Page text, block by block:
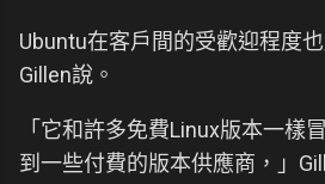
Ubuntu在客戶間的受歡迎程度也
Gillen說。
「它和許多免費Linux版本一樣
到一些付費的版本供應商，」